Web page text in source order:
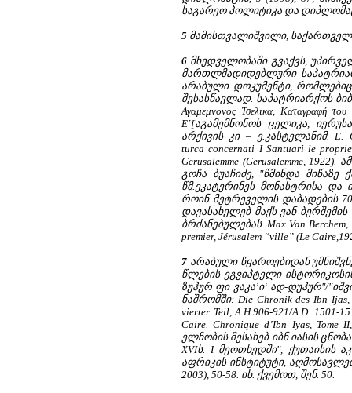
საგარეო პოლიტიკა და
5 მამისთვალიშვილი,
6 მხედველობაში გვაქვს,
მართლმადიდებლური
არაბული დოკუმენტი,
შესასწავლად. საპატრიარქოს
Αγαμεμνονος Τσελικα, Καταγραφή του
Ε΄[აგამემნონოს ცელიკა,
არქივის კი – ე.კასტელანიმ. E.
turca concernati I Santuari le
Gerusalemme (Gerusalemme,
გოჩა ბუაჩიძე, "წმინდა
წმ.ეკატერინეს მონასტრისა და
როინ მეტრეველის დაბადების
დავასახელებ მაქს ვან
ბრძანებულებას. Max Van Berchem,
premier, Jérusalem “ville” (Le
7 არაბული წყაროებიდან
წლების ეგვიპტელი
ზუჰურ ფი ვაკა’ი‘ ად-დუჰურ"/
ნაშრომში: Die Chronik des Ibn Ijas,
vierter Teil, A.H.906-921/A.D.
Caire. Chronique d’Ibn Iyas,
ელჩობის შესახებ იბნ იასის
XVIს. I მეოთხედში", ქუთაისის
აფრიკის ინსტიტუტი,
2003), 50-58. იხ. ქვემოთ, შენ. 50.